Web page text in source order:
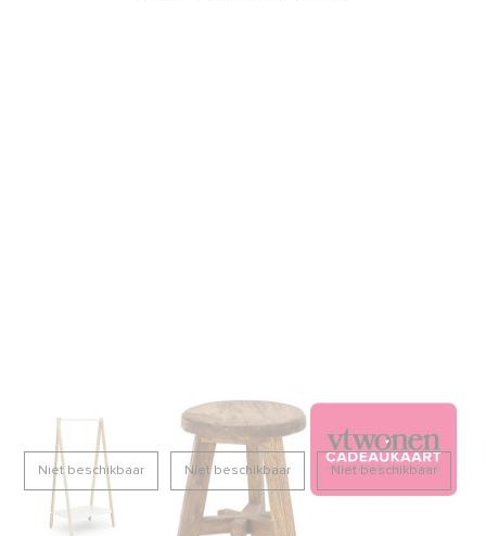
Niet beschikbaar Niet beschikbaar Niet beschikbaar